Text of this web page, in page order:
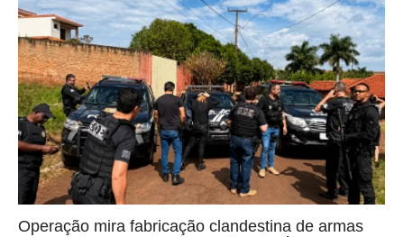
Operação mira fabricação clandestina de armas